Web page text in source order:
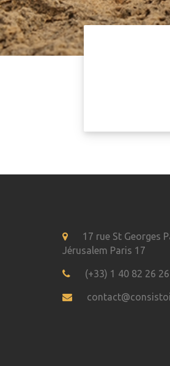
17 rue St Georges
Jérusalem Paris 17
(+33) 1 40 82 26 26